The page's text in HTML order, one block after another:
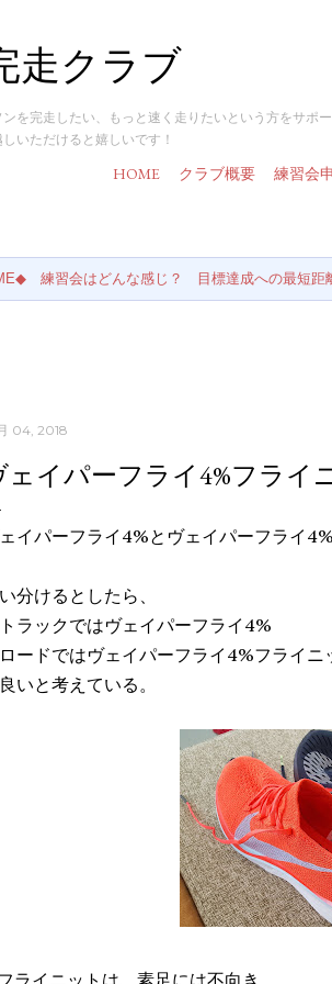
走クラブ
を完走したい、もっと速く走りたいという方をサポ
いただけると嬉しいです！
HOME クラブ概要 練習会
練習会はどんな感じ？ 目標達成への最短距
04, 2018
ェイパーフライ4%フライ
イパーフライ4%とヴェイパーフライ
分けるとしたら、
トラックではヴェイパーフライ4%
ロードではヴェイパーフライ4%フライニ
いと考えている。
ライニットは、素足には不向き